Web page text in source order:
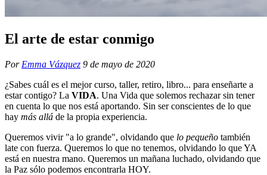
El arte de estar conmigo
Por Emma Vázquez 9 de mayo de 2020
¿Sabes cuál es el mejor curso, taller, retiro, libro... para enseñarte a
estar contigo? La VIDA. Una Vida que solemos rechazar sin tener
en cuenta lo que nos está aportando. Sin ser conscientes de lo que
hay más allá de la propia experiencia.
Queremos vivir "a lo grande", olvidando que lo pequeño también
late con fuerza. Queremos lo que no tenemos, olvidando lo que YA
está en nuestra mano. Queremos un mañana luchado, olvidando que
la Paz sólo podemos encontrarla HOY.